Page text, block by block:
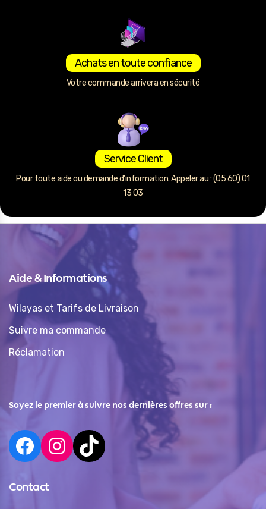
Achats en toute confiance
Votre commande arrivera en sécurité
Service Client
Pour toute aide ou demande d’information. Appeler au : (05 60) 01
13 03
Aide & Informations
Wilayas et Tarifs de Livraison
Suivre ma commande
Réclamation
Soyez le premier à suivre nos dernières offres sur :
Contact